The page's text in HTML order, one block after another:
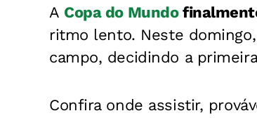
A Copa do Mundo
ritmo lento. Neste
campo, decidindo a
Confira onde assistir,